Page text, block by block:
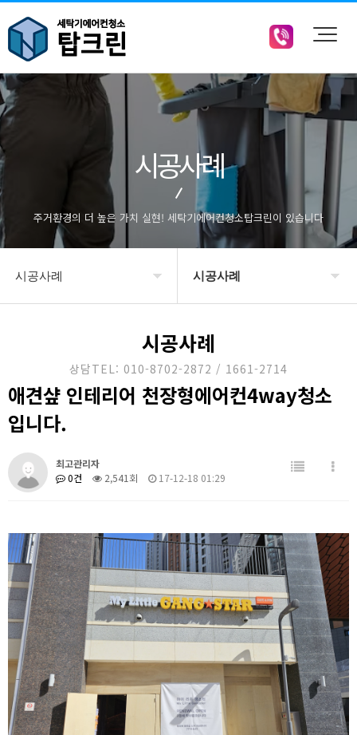
시공사례
주거환경의 더 높은 가치 실현! 세탁기에어컨청소탑크린이 있습니다
시공사례
시공사례
견적문의
고객센터
시공사례
시공사례
상담TEL: 010-8702-2872 / 1661-2714
애견샾 인테리어 천장형에어컨4way청소
입니다.
최고관리자
0건
2,541회 17-12-18 01:29